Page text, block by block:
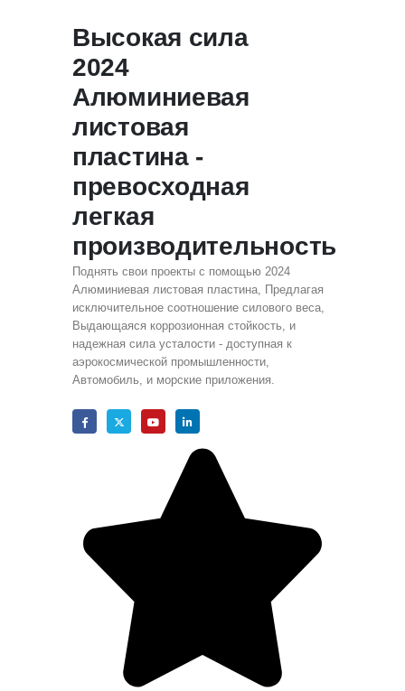
Высокая сила
2024
Алюминиевая
листовая
пластина -
превосходная
легкая
производительность
Поднять свои проекты с помощью 2024
Алюминиевая листовая пластина, Предлагая
исключительное соотношение силового веса,
Выдающаяся коррозионная стойкость, и
надежная сила усталости - доступная к
аэрокосмической промышленности,
Автомобиль, и морские приложения.